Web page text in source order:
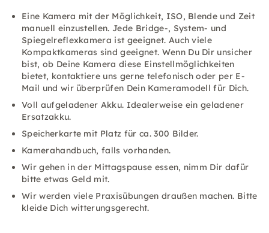
Eine Kamera mit der Möglichkeit, ISO, Blende und Zeit
manuell einzustellen. Jede Bridge-, System- und
Spiegelreflexkamera ist geeignet. Auch viele
Kompaktkameras sind geeignet. Wenn Du Dir unsicher
bist, ob Deine Kamera diese Einstellmöglichkeiten
bietet, kontaktiere uns gerne telefonisch oder per E-
Mail und wir überprüfen Dein Kameramodell für Dich.
Voll aufgeladener Akku. Idealerweise ein geladener
Ersatzakku.
Speicherkarte mit Platz für ca. 300 Bilder.
Kamerahandbuch, falls vorhanden.
Wir gehen in der Mittagspause essen, nimm Dir dafür
bitte etwas Geld mit.
Wir werden viele Praxisübungen draußen machen. Bitte
kleide Dich witterungsgerecht.